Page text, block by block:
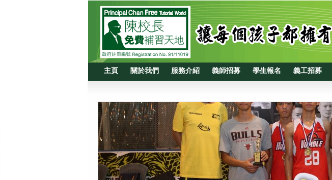
主頁 關於我們 服務介紹 義師招募 學生報名 義工招募